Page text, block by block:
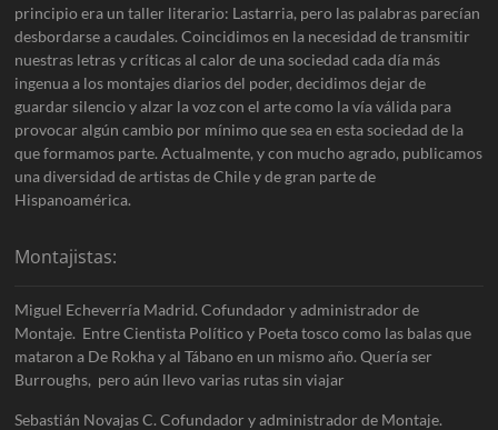
principio era un taller literario: Lastarria, pero las palabras parecían
desbordarse a caudales. Coincidimos en la necesidad de transmitir
nuestras letras y críticas al calor de una sociedad cada día más
ingenua a los montajes diarios del poder, decidimos dejar de
guardar silencio y alzar la voz con el arte como la vía válida para
provocar algún cambio por mínimo que sea en esta sociedad de la
que formamos parte. Actualmente, y con mucho agrado, publicamos
una diversidad de artistas de Chile y de gran parte de
Hispanoamérica.
Montajistas:
Miguel Echeverría Madrid. Cofundador y administrador de
Montaje. Entre Cientista Político y Poeta tosco como las balas que
mataron a De Rokha y al Tábano en un mismo año. Quería ser
Burroughs, pero aún llevo varias rutas sin viajar
Sebastián Novajas C. Cofundador y administrador de Montaje.